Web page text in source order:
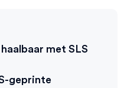
met SLS
geprinte